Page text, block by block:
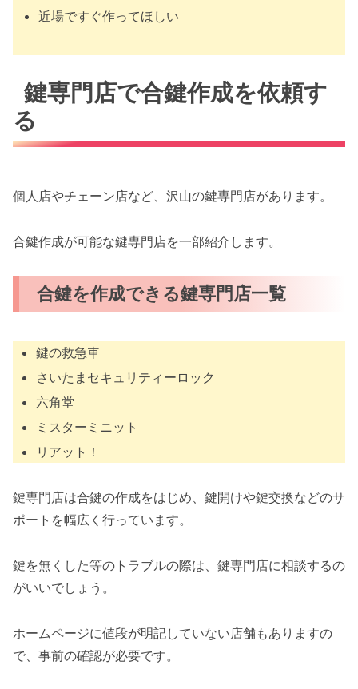
近場ですぐ作ってほしい
鍵専門店で合鍵作成を依頼す
る
個人店やチェーン店など、沢山の鍵専門店があります。
合鍵作成が可能な鍵専門店を一部紹介します。
合鍵を作成できる鍵専門店一覧
鍵の救急車
さいたまセキュリティーロック
六角堂
ミスターミニット
リアット！
鍵専門店は合鍵の作成をはじめ、鍵開けや鍵交換などのサ
ポートを幅広く行っています。
鍵を無くした等のトラブルの際は、鍵専門店に相談するの
がいいでしょう。
ホームページに値段が明記していない店舗もありますの
で、事前の確認が必要です。